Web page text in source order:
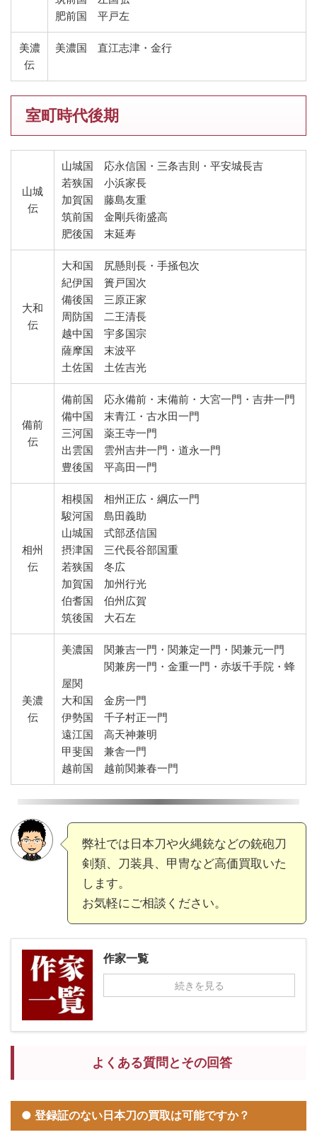
肥前国 平戸左
美濃
伝
美濃国 直江志津・金行
室町時代後期
山城
伝
山城国 応永信国・三条吉則・平安城長吉
若狭国 小浜家長
加賀国 藤島友重
筑前国 金剛兵衛盛高
肥後国 末延寿
大和
伝
大和国 尻懸則長・手掻包次
紀伊国 簣戸国次
備後国 三原正家
周防国 二王清長
越中国 宇多国宗
薩摩国 末波平
土佐国 土佐吉光
備前
伝
備前国 応永備前・末備前・大宮一門・吉井一門
備中国 末青江・古水田一門
三河国 薬王寺一門
出雲国 雲州吉井一門・道永一門
豊後国 平高田一門
相州
伝
相模国 相州正広・綱広一門
駿河国 島田義助
山城国 式部丞信国
摂津国 三代長谷部国重
若狭国 冬広
加賀国 加州行光
伯耆国 伯州広賀
筑後国 大石左
美濃
伝
美濃国 関兼吉一門・関兼定一門・関兼元一門
関兼房一門・金重一門・赤坂千手院・蜂
屋関
大和国 金房一門
伊勢国 千子村正一門
遠江国 高天神兼明
甲斐国 兼舎一門
越前国 越前関兼春一門
弊社では日本刀や火縄銃などの銃砲刀
剣類、刀装具、甲冑など高価買取いた
します。
お気軽にご相談ください。
作家一覧
続きを見る
よくある質問とその回答
● 登録証のない日本刀の買取は可能ですか？